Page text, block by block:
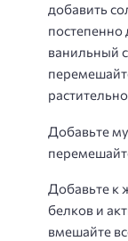
добавить
постепенно
ванильный
Добавьте
Добавьте к
белков и
вмешайте